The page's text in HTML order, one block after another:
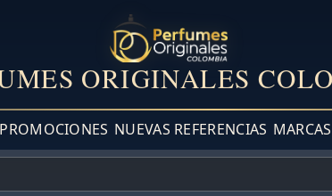
ORIGINALES
PROMOCIONES NUEVAS REFERENCIAS MARCAS